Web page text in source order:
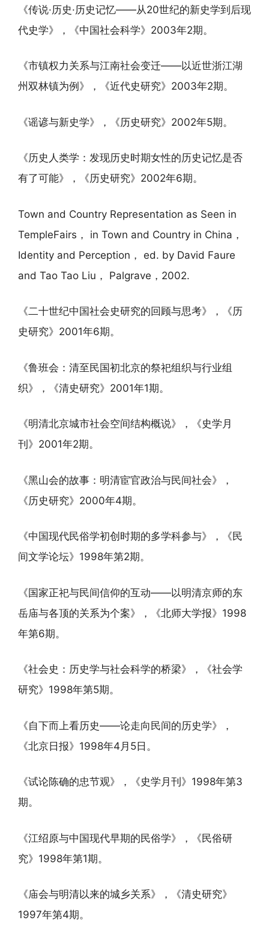
《传说·历史·历史记忆——从20世纪的新史学到后现
代史学》，《中国社会科学》2003年2期。
《市镇权力关系与江南社会变迁——以近世浙江湖
州双林镇为例》，《近代史研究》2003年2期。
《谣谚与新史学》，《历史研究》2002年5期。
《历史人类学：发现历史时期女性的历史记忆是否
有了可能》，《历史研究》2002年6期。
Town and Country Representation as Seen in
TempleFairs， in Town and Country in China，
Identity and Perception， ed. by David Faure
and Tao Tao Liu， Palgrave，2002.
《二十世纪中国社会史研究的回顾与思考》，《历
史研究》2001年6期。
《鲁班会：清至民国初北京的祭祀组织与行业组
织》，《清史研究》2001年1期。
《明清北京城市社会空间结构概说》，《史学月
刊》2001年2期。
《黑山会的故事：明清宦官政治与民间社会》，
《历史研究》2000年4期。
《中国现代民俗学初创时期的多学科参与》，《民
间文学论坛》1998年第2期。
《国家正祀与民间信仰的互动——以明清京师的东
岳庙与各顶的关系为个案》，《北师大学报》1998
年第6期。
《社会史：历史学与社会科学的桥梁》，《社会学
研究》1998年第5期。
《自下而上看历史——论走向民间的历史学》，
《北京日报》1998年4月5日。
《试论陈确的忠节观》，《史学月刊》1998年第3
期。
《江绍原与中国现代早期的民俗学》，《民俗研
究》1998年第1期。
《庙会与明清以来的城乡关系》，《清史研究》
1997年第4期。